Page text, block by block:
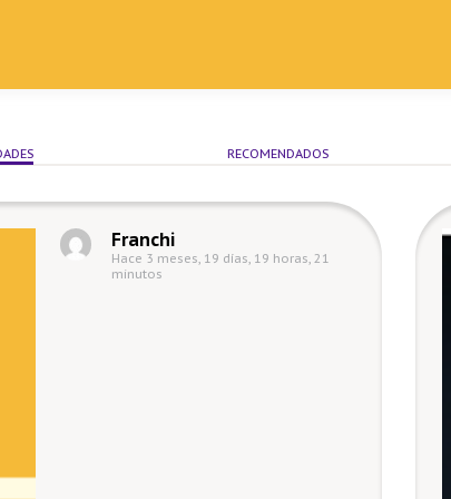
RECOMENDADOS
Franchi
Hace 3 meses, 19 días, 19 horas, 21
minutos